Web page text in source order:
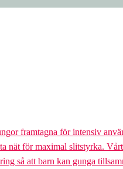
framtagna för intensiv
nät för maximal slitstyrka.
så att barn kan gunga